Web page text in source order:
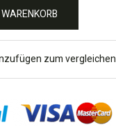
zum vergleichen